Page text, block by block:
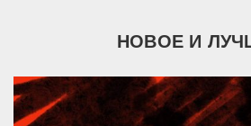
НОВОЕ И